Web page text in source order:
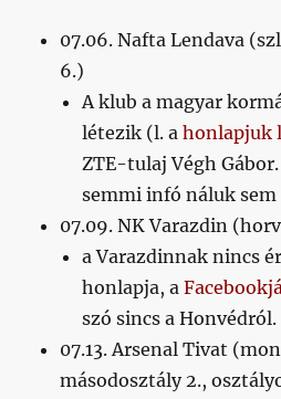
07.06. Nafta Lendava
6.)
A klub a magyar
létezik (l. ahonlapjuk
ZTE-tulaj Végh
semmi infó náluk sem
07.09. NK Varazdin
a Varazdinnak nincs
honlapja, a
szó sincs a Honvédról.
07.13. Arsenal Tivat
másodosztály 2.,